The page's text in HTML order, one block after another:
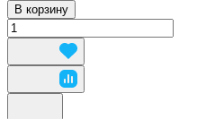
В корзину